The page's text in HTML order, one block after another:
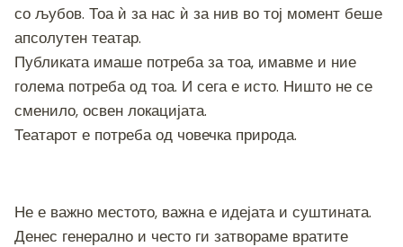
со љубов. Тоа ѝ за нас ѝ за нив во тој момент беше
апсолутен театар.
Публиката имаше потреба за тоа, имавме и ние
голема потреба од тоа. И сега е исто. Ништо не се
сменило, освен локацијата.
Театарот е потреба од човечка природа.
Не е важно местото, важна е идејата и суштината.
Денес генерално и често ги затвораме вратите